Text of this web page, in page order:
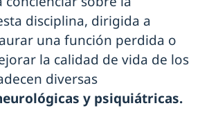
disciplina, dirigida a
una función perdida o
la calidad de vida de los
diversas
y psiquiátricas.